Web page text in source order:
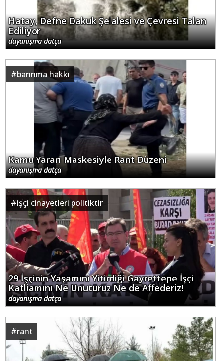
Hatay, Defne Dakuk Şelalesi ve Çevresi Talan
Ediliyor
dayanışma datça
#barınma hakkı
Kamu Yararı Maskesiyle Rant Düzeni
dayanışma datça
#işçi cinayetleri politiktir
29 İşçinin Yaşamını Yitirdiği Gayrettepe İşçi
Katliamını Ne Unuturuz Ne de Affederiz!
dayanışma datça
#rant